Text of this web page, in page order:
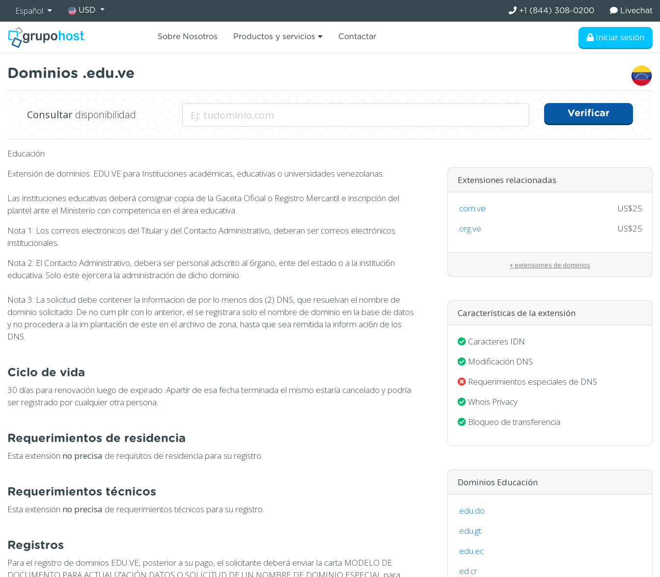
Español USD +1 (844) 308-0200 Livechat
Sobre Nosotros Productos y servicios Contactar Iniciar sesión
Dominios .edu.ve
Consultar disponibilidad Verificar
Educación
Extensión de dominios .EDU.VE para Instituciones académicas, educativas o universidades venezolanas.
Las instituciones educativas deberá consignar copia de la Gaceta Oficial o Registro Mercantil e inscripción del
plantel ante el Ministerio con competencia en el área educativa.
Nota 1: Los correos electrónicos del Titular y del Contacto Administrativo, deberan ser correos electrónicos
institucionales.
Nota 2: El Contacto Administrativo, debera ser personal adscrito al 6rgano, ente del estado o a la instituci6n
educativa. Solo este ejercera la administración de dicho dominio.
Nota 3: La solicitud debe contener la informacion de por lo menos dos (2) DNS, que resuelvan el nombre de
dominio solicitado. De no cum plir con lo anterior, el se registrara solo el nombre de dominio en la base de datos
y no procedera a la im plantaci6n de este en el archivo de zona, hasta que sea remitida la inform aci6n de los
DNS.
Ciclo de vida
30 días para renovación luego de expirado. Apartir de esa fecha terminada el mismo estaría cancelado y podría
ser registrado por cualquier otra persona.
Requerimientos de residencia
Esta extensión no precisa de requisitos de residencia para su registro.
Requerimientos técnicos
Esta extensión no precisa de requerimientos técnicos para su registro.
Registros
Para el registro de dominios EDU.VE, posterior a su pago, el solicitante deberá enviar la carta MODELO DE
Extensiones relacionadas
.com.ve
US$25
.org.ve
US$25
+ extensiones de dominios
Características de la extensión
Caracteres IDN
Modificación DNS
Requerimientos especiales de DNS
Whois Privacy
Bloqueo de transferencia
Dominios Educación
.edu.do
.edu.gt
.edu.ec
.ed.cr